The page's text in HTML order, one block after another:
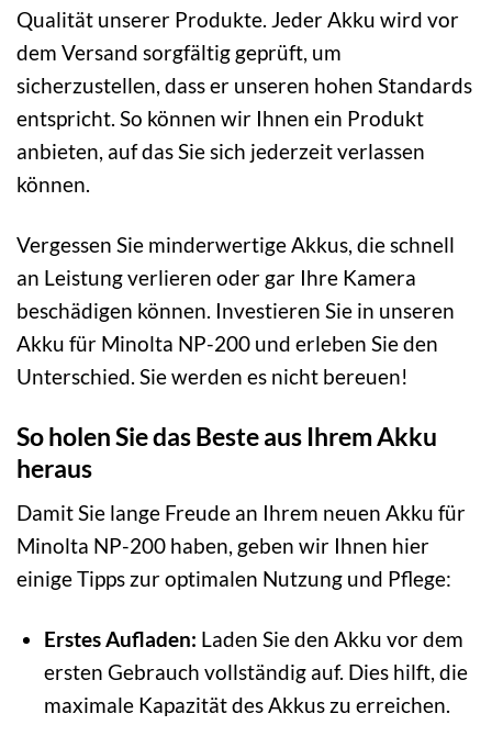
Qualität unserer Produkte. Jeder Akku wird vor
dem Versand sorgfältig geprüft, um
sicherzustellen, dass er unseren hohen Standards
entspricht. So können wir Ihnen ein Produkt
anbieten, auf das Sie sich jederzeit verlassen
können.
Vergessen Sie minderwertige Akkus, die schnell
an Leistung verlieren oder gar Ihre Kamera
beschädigen können. Investieren Sie in unseren
Akku für Minolta NP-200 und erleben Sie den
Unterschied. Sie werden es nicht bereuen!
So holen Sie das Beste aus Ihrem Akku
heraus
Damit Sie lange Freude an Ihrem neuen Akku für
Minolta NP-200 haben, geben wir Ihnen hier
einige Tipps zur optimalen Nutzung und Pflege:
Erstes Aufladen: Laden Sie den Akku vor dem
ersten Gebrauch vollständig auf. Dies hilft, die
maximale Kapazität des Akkus zu erreichen.